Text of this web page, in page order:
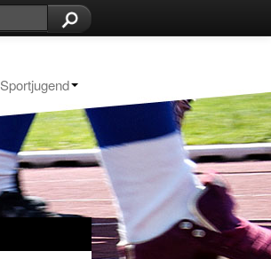
Sportjugend